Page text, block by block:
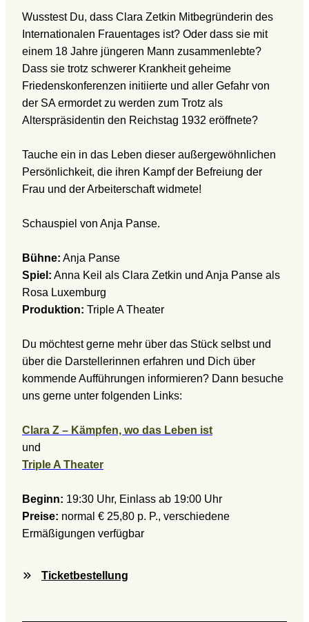
Wusstest Du, dass Clara Zetkin Mitbegründerin des
Internationalen Frauentages ist? Oder dass sie mit
einem 18 Jahre jüngeren Mann zusammenlebte?
Dass sie trotz schwerer Krankheit geheime
Friedenskonferenzen initiierte und aller Gefahr von
der SA ermordet zu werden zum Trotz als
Alterspräsidentin den Reichstag 1932 eröffnete?
Tauche ein in das Leben dieser außergewöhnlichen
Persönlichkeit, die ihren Kampf der Befreiung der
Frau und der Arbeiterschaft widmete!
Schauspiel von Anja Panse.
Bühne: Anja Panse
Spiel: Anna Keil als Clara Zetkin und Anja Panse als
Rosa Luxemburg
Produktion: Triple A Theater
Du möchtest gerne mehr über das Stück selbst und
über die Darstellerinnen erfahren und Dich über
kommende Aufführungen informieren? Dann besuche
uns gerne unter folgenden Links:
Clara Z – Kämpfen, wo das Leben ist
und
Triple A Theater
Beginn: 19:30 Uhr, Einlass ab 19:00 Uhr
Preise: normal € 25,80 p. P., verschiedene
Ermäßigungen verfügbar
Ticketbestellung